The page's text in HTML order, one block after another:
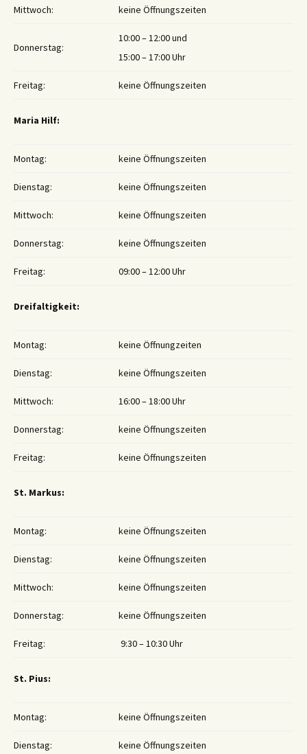
Mittwoch: keine Öffnungszeiten
Donnerstag:
10:00 – 12:00 und
15:00 – 17:00 Uhr
Freitag: keine Öffnungszeiten
Maria Hilf:
Montag: keine Öffnungszeiten
Dienstag: keine Öffnungszeiten
Mittwoch: keine Öffnungszeiten
Donnerstag: keine Öffnungszeiten
Freitag: 09:00 – 12:00 Uhr
Dreifaltigkeit:
Montag: keine Öffnungzeiten
Dienstag: keine Öffnungszeiten
Mittwoch: 16:00 – 18:00 Uhr
Donnerstag: keine Öffnungszeiten
Freitag: keine Öffnungszeiten
St. Markus:
Montag: keine Öffnungszeiten
Dienstag: keine Öffnungszeiten
Mittwoch: keine Öffnungszeiten
Donnerstag: keine Öffnungszeiten
Freitag: 9:30 – 10:30 Uhr
St. Pius:
Montag: keine Öffnungszeiten
Dienstag: keine Öffnungszeiten